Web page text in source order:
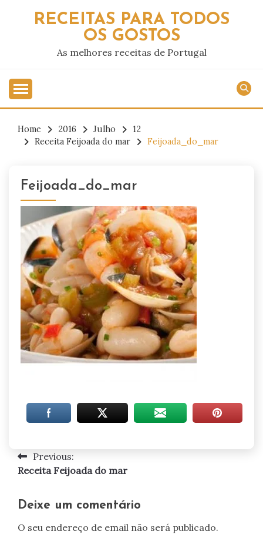
RECEITAS PARA TODOS
OS GOSTOS
As melhores receitas de Portugal
Home 2016 Julho
12
Receita Feijoada do mar
Feijoada_do_mar
Feijoada_do_mar
Navegação
artigos
Previous:
Receita Feijoada do mar
Deixe um comentário
O seu endereço de email não será publicado.